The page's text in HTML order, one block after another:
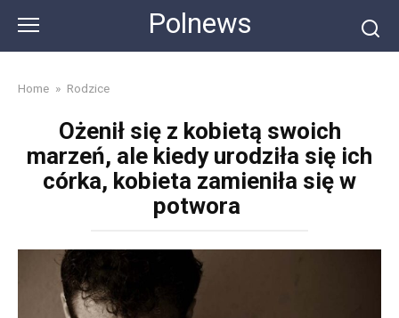
content
Polnews
Home » Rodzice
Ożenił się z kobietą swoich
marzeń, ale kiedy urodziła się ich
córka, kobieta zamieniła się w
potwora